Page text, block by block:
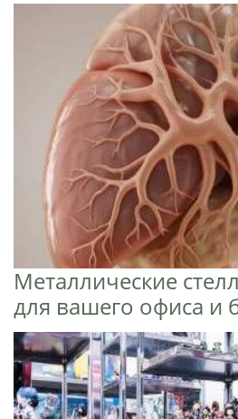
Металлические
для вашего офиса и